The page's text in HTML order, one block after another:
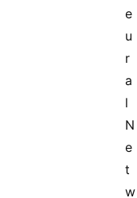
e
u
r
a
l
N
e
t
w